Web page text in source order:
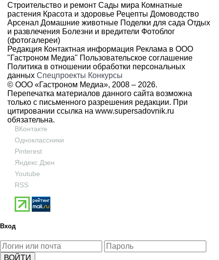
Строительство и ремонт Сады мира Комнатные
растения Красота и здоровье Рецепты Домоводство
Арсенал Домашние животные Поделки для сада Отдых
и развлечения Болезни и вредители Фотоблог
(фотогалереи)
Редакция Контактная информация Реклама в ООО
"Гастроном Медиа" Пользовательское соглашение
Политика в отношении обработки персональных
данных Спецпроекты Конкурсы
© ООО «Гастроном Медиа», 2008 – 2026.
Перепечатка материалов данного сайта возможна
только с письменного разрешения редакции. При
цитировании ссылка на www.supersadovnik.ru
обязательна.
ВКонтакте
Одноклассники
Pinterest
Яндекс Дзен
Youtube
RSS
Вход